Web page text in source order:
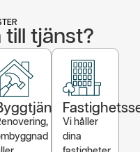
till tjänst?
Vi håller
dina